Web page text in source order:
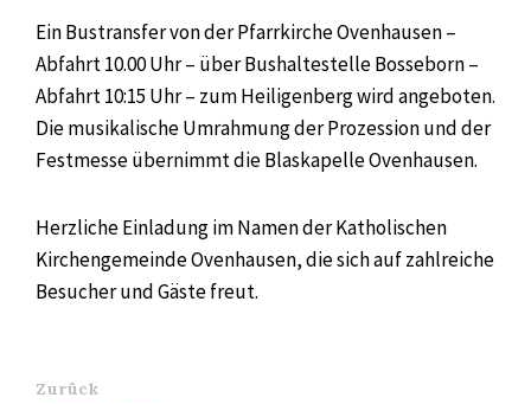
Ein Bustransfer von der Pfarrkirche Ovenhausen –
Abfahrt 10.00 Uhr – über Bushaltestelle Bosseborn –
Abfahrt 10:15 Uhr – zum Heiligenberg wird angeboten.
Die musikalische Umrahmung der Prozession und der
Festmesse übernimmt die Blaskapelle Ovenhausen.
Herzliche Einladung im Namen der Katholischen
Kirchengemeinde Ovenhausen, die sich auf zahlreiche
Besucher und Gäste freut.
Zurück